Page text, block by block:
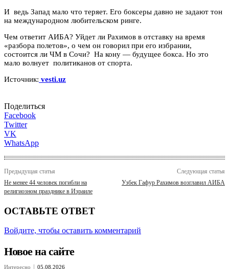
И ведь Запад мало что теряет. Его боксеры давно не задают тон
на международном любительском ринге.
Чем ответит АИБА? Уйдет ли Рахимов в отставку на время
«разбора полетов», о чем он говорил при его избрании,
состоится ли ЧМ в Сочи? На кону — будущее бокса. Но это
мало волнует политиканов от спорта.
Источник: vesti.uz
Поделиться
Facebook
Twitter
VK
WhatsApp
Предыдущая статья
Не менее 44 человек погибли на
религиозном празднике в Израиле
Следующая статья
Узбек Гафур Рахимов возглавил АИБА
ОСТАВЬТЕ ОТВЕТ
Войдите, чтобы оставить комментарий
Новое на сайте
Интересно 05.08.2026